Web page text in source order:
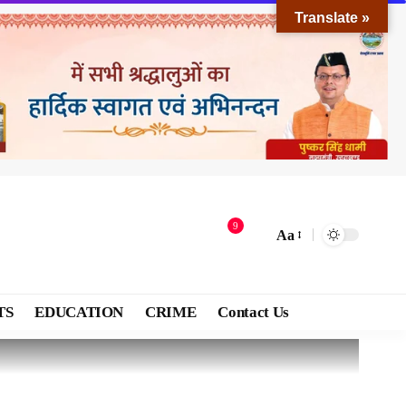
9
Aa
EDUCATION CRIME Contact Us
Translate »